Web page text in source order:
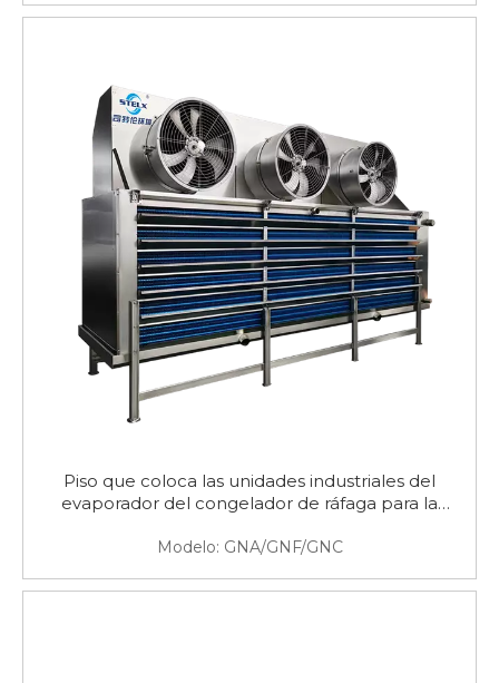
Piso que coloca las unidades industriales del
evaporador del congelador de ráfaga para la
Modelo: GNA/GNF/GNC